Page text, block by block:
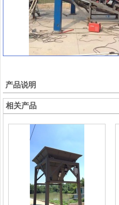
产品说明
相关产品